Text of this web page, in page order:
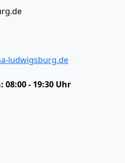
ludwigsburg.de
08:00 - 19:30 Uhr